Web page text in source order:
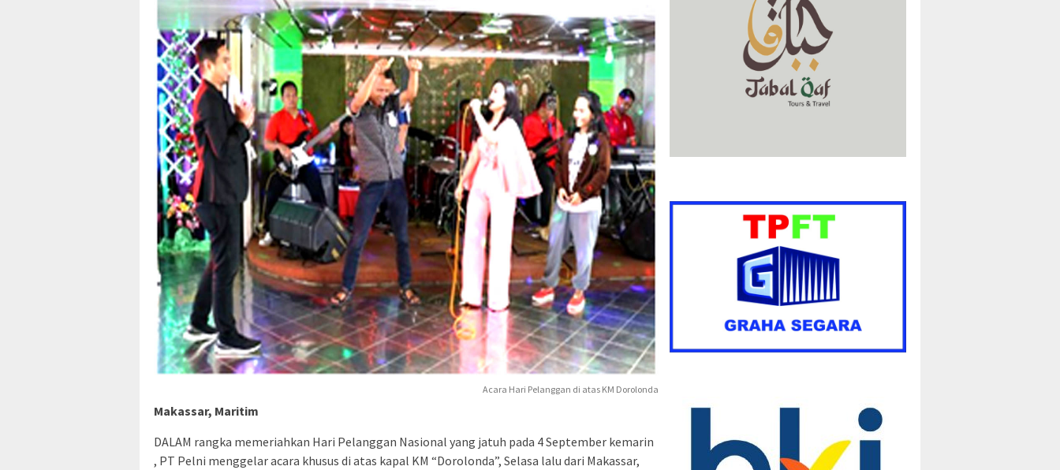
Acara Hari Pelanggan di atas KM Dorolonda
Makassar, Maritim
DALAM rangka memeriahkan Hari Pelanggan Nasional yang jatuh pada 4 September kemarin
, PT Pelni menggelar acara khusus di atas kapal KM “Dorolonda”, Selasa lalu dari Makassar,